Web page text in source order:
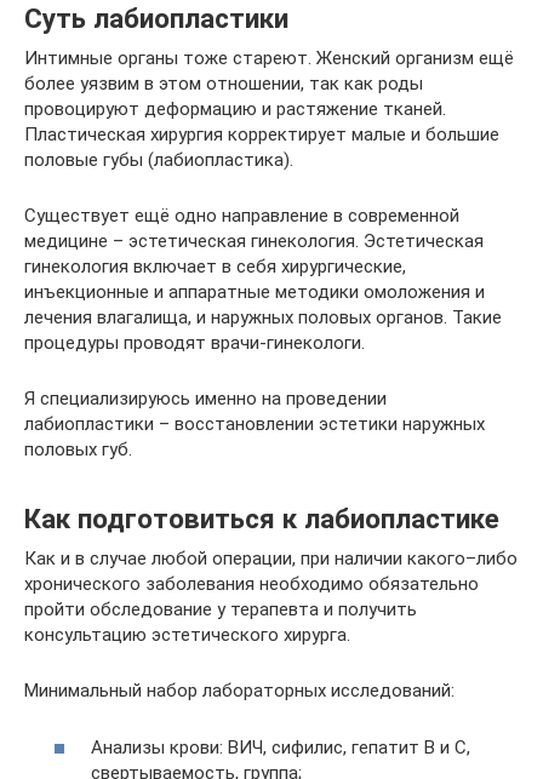
Суть лабиопластики
Интимные органы тоже стареют. Женский организм ещё
более уязвим в этом отношении, так как роды
провоцируют деформацию и растяжение тканей.
Пластическая хирургия корректирует малые и большие
половые губы (лабиопластика).
Существует ещё одно направление в современной
медицине – эстетическая гинекология. Эстетическая
гинекология включает в себя хирургические,
инъекционные и аппаратные методики омоложения и
лечения влагалища, и наружных половых органов. Такие
процедуры проводят врачи-гинекологи.
Я специализируюсь именно на проведении
лабиопластики – восстановлении эстетики наружных
половых губ.
Как подготовиться к лабиопластике
Как и в случае любой операции, при наличии какого–либо
хронического заболевания необходимо обязательно
пройти обследование у терапевта и получить
консультацию эстетического хирурга.
Минимальный набор лабораторных исследований:
Анализы крови: ВИЧ, сифилис, гепатит В и С,
свертываемость, группа;